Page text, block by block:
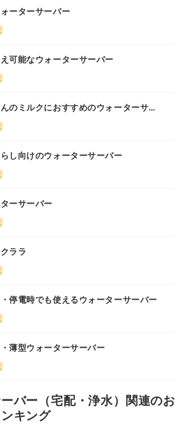
ーターサーバー
可能なウォーターサーバー
のミルクにおすすめのウォーターサー
し向けのウォーターサーバー
ーサーバー
ララ
停電時でも使えるウォーターサーバー
薄型ウォーターサーバー
バー（宅配・浄水）関連のお
キング